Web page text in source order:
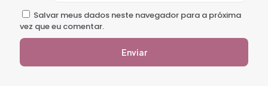
Salvar meus dados neste navegador para a próxima
vez que eu comentar.